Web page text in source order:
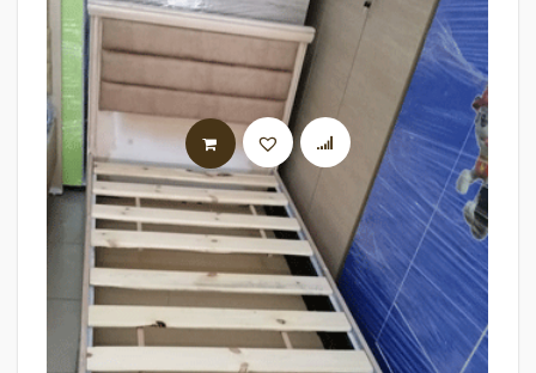
AJOUTER AU PANIER